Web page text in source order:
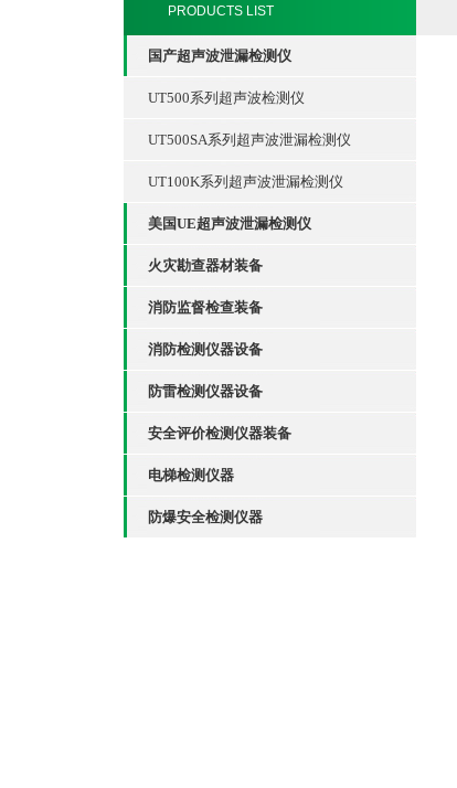
PRODUCTS LIST
国产超声波泄漏检测仪
UT500系列超声波检测仪
UT500SA系列超声波泄漏检测仪
UT100K系列超声波泄漏检测仪
美国UE超声波泄漏检测仪
火灾勘查器材装备
消防监督检查装备
消防检测仪器设备
防雷检测仪器设备
安全评价检测仪器装备
电梯检测仪器
防爆安全检测仪器